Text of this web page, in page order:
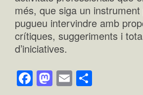
més, que siga un
pugueu intervindre amb
crítiques, suggeriments i
d’iniciatives.
Facebook
Mastodon
Email